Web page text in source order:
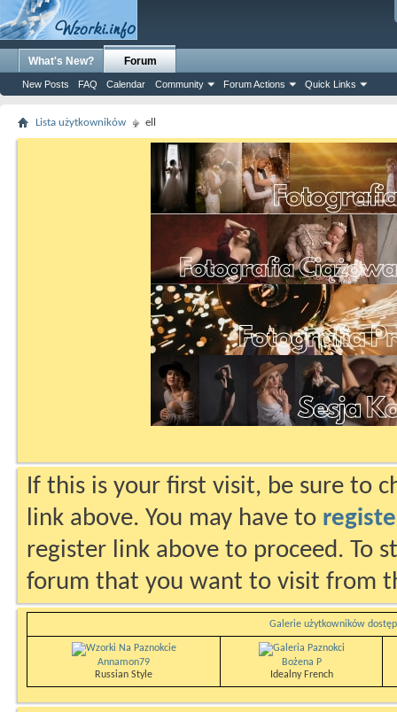
What's New? Forum
New Posts FAQ Calendar Community Forum Actions Quick Links
Lista użytkowników ell
If this is your first visit, be sure to
link above. You may have to
register link above to proceed. To
forum that you want to visit from
Galerie użytkowników
Annamon79
Russian Style
Bożena P
Idealny French